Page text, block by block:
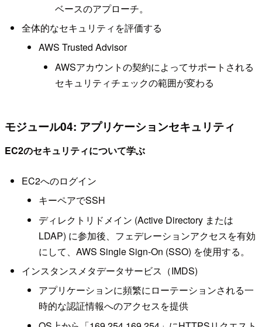
ベースのアプローチ。
全体的なセキュリティを評価する
AWS Trusted Advisor
AWSアカウントの契約によってサポートされる
セキュリティチェックの範囲が変わる
モジュール04: アプリケーションセキュリティ
EC2のセキュリティについて学ぶ
EC2へのログイン
キーペアでSSH
ディレクトリドメイン (Active Directory または
LDAP) に参加後、フェデレーションアクセスを有効
にして、AWS Single Sign-On (SSO) を使用する。
インスタンスメタデータサービス（IMDS)
アプリケーションに頻繁にローテーションされる一
時的な認証情報へのアクセスを提供